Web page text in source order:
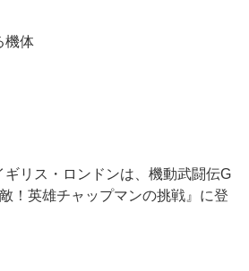
機体
リス・ロンドンは、機動武闘伝G
！英雄チャップマンの挑戦』に登